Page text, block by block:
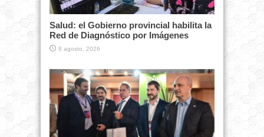
Salud: el Gobierno provincial habilita la
Red de Diagnóstico por Imágenes
8 agosto, 2026